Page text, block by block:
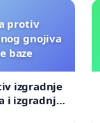
protiv
gnojiva
baze
izgradnje
i izgradnje